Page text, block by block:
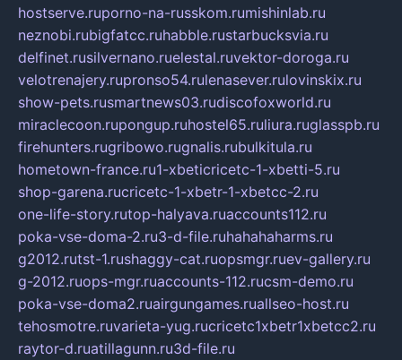
hostserve.ruporno-na-russkom.rumishinlab.ru
neznobi.rubigfatcc.ruhabble.rustarbucksvia.ru
delfinet.rusilvernano.ruelestal.ruvektor-doroga.ru
velotrenajery.rupronso54.rulenasever.rulovinskix.ru
show-pets.rusmartnews03.rudiscofoxworld.ru
miraclecoon.rupongup.ruhostel65.ruliura.ruglasspb.ru
firehunters.rugribowo.rugnalis.rubulkitula.ru
hometown-france.ru1-xbeticricetc-1-xbetti-5.ru
shop-garena.rucricetc-1-xbetr-1-xbetcc-2.ru
one-life-story.rutop-halyava.ruaccounts112.ru
poka-vse-doma-2.ru3-d-file.ruhahahaharms.ru
g2012.rutst-1.rushaggy-cat.ruopsmgr.ruev-gallery.ru
g-2012.ruops-mgr.ruaccounts-112.rucsm-demo.ru
poka-vse-doma2.ruairgungames.ruallseo-host.ru
tehosmotre.ruvarieta-yug.rucricetc1xbetr1xbetcc2.ru
raytor-d.ruatillagunn.ru3d-file.ru